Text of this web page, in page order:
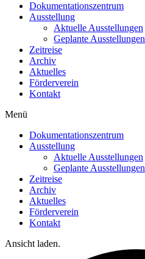
Dokumentationszentrum
Ausstellung
Aktuelle Ausstellungen
Geplante Ausstellungen
Zeitreise
Archiv
Aktuelles
Förderverein
Kontakt
Menü
Dokumentationszentrum
Ausstellung
Aktuelle Ausstellungen
Geplante Ausstellungen
Zeitreise
Archiv
Aktuelles
Förderverein
Kontakt
Ansicht laden.